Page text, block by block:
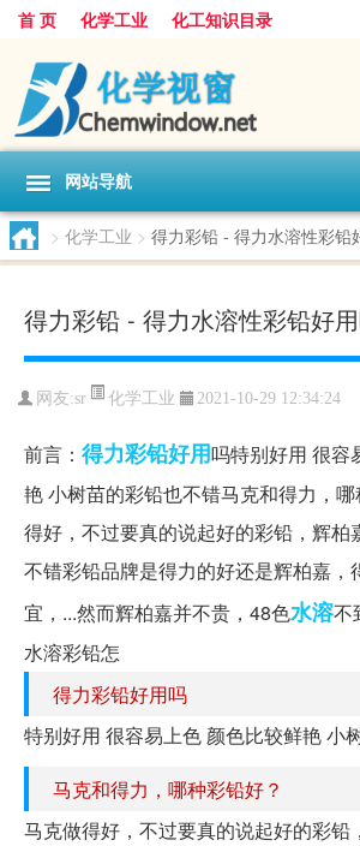
首 页 化学工业 化工知识目录
网站导航
> 化学工业 > 得力彩铅 - 得力水溶性彩铅
得力彩铅 - 得力水溶性彩铅好
网友:sr 化学工业 2021-10-29 12:34:24
前言： 得力彩铅好用吗特别好用 很容
艳 小树苗的彩铅也不错马克和得力，
得好，不过要真的说起好的彩铅，辉柏
不错彩铅品牌是得力的好还是辉柏嘉，
宜，...然而辉柏嘉并不贵，48色水溶不
水溶彩铅怎
得力彩铅好用吗
特别好用 很容易上色 颜色比较鲜艳 小
马克和得力，哪种彩铅好？
马克做得好，不过要真的说起好的彩铅